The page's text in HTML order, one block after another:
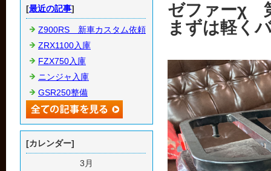
ゼファーχ
まずは軽く
[最近の記事]
Z900RS 新車カスタム依頼
ZRX1100入庫
FZX750入庫
ニンジャ入庫
GSR250整備
[カレンダー]
3月